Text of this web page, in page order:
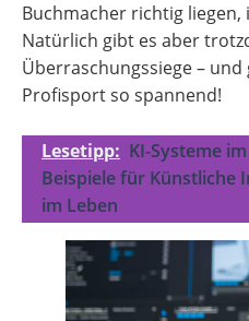
Buchmacher richtig
Natürlich gibt es aber
Überraschungssiege –
Profisport so spannend!
Lesetipp: KI-Systeme
Beispiele für Künstliche
im Leben